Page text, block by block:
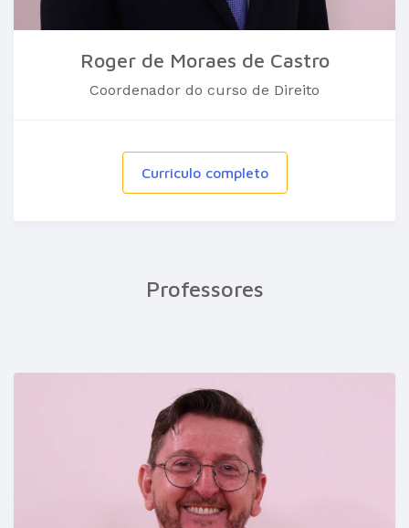
Roger de Moraes de Castro
Coordenador do curso de Direito
Curriculo completo
Professores